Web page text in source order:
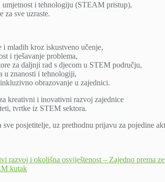
i tehnologiju (STEAM pristup),
sve uzraste.
i mladih kroz iskustveno učenje,
i rješavanje problema,
za daljnji rad s djecom u STEM području,
u znanosti i tehnologiji,
obrazovanje u zajednici.
kreativni i inovativni razvoj zajednice
tvrtke iz STEM sektora.
sve posjetitelje, uz prethodnu prijavu za pojedine
razvoj i okolišna osviještenost – Zajedno prema
kutak